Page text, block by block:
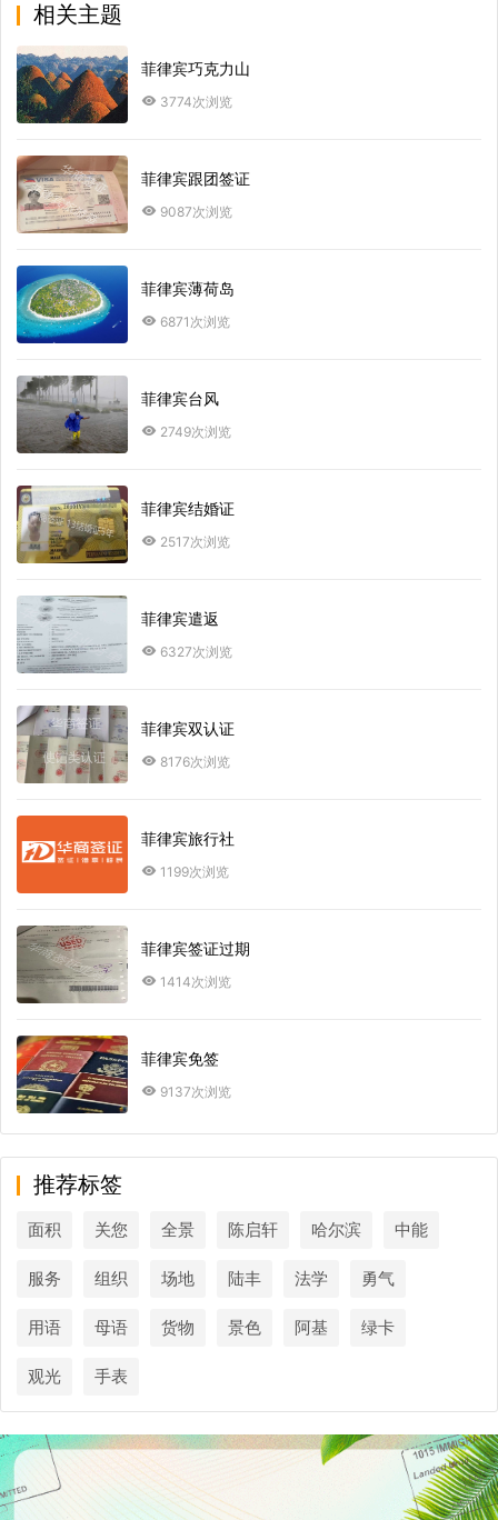
相关主题
菲律宾巧克力山
3774次浏览
菲律宾跟团签证
9087次浏览
菲律宾薄荷岛
6871次浏览
菲律宾台风
2749次浏览
菲律宾结婚证
2517次浏览
菲律宾遣返
6327次浏览
菲律宾双认证
8176次浏览
菲律宾旅行社
1199次浏览
菲律宾签证过期
1414次浏览
菲律宾免签
9137次浏览
推荐标签
面积 关您 全景 陈启轩 哈尔滨 中能
服务 组织 场地 陆丰 法学 勇气
用语 母语 货物 景色 阿基 绿卡
观光 手表